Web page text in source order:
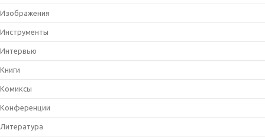
Изображения
Инструменты
Интервью
Книги
Комиксы
Конференции
Литература